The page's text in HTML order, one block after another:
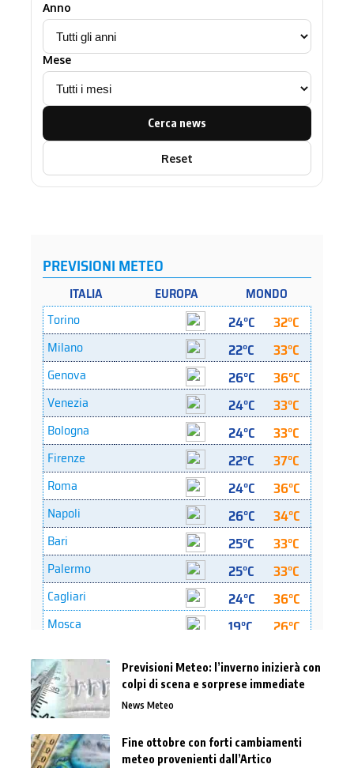
Anno
Mese
Cerca news
Reset
Previsioni Meteo: l’inverno inizierà con
colpi di scena e sorprese immediate
News Meteo
Fine ottobre con forti cambiamenti
meteo provenienti dall’Artico